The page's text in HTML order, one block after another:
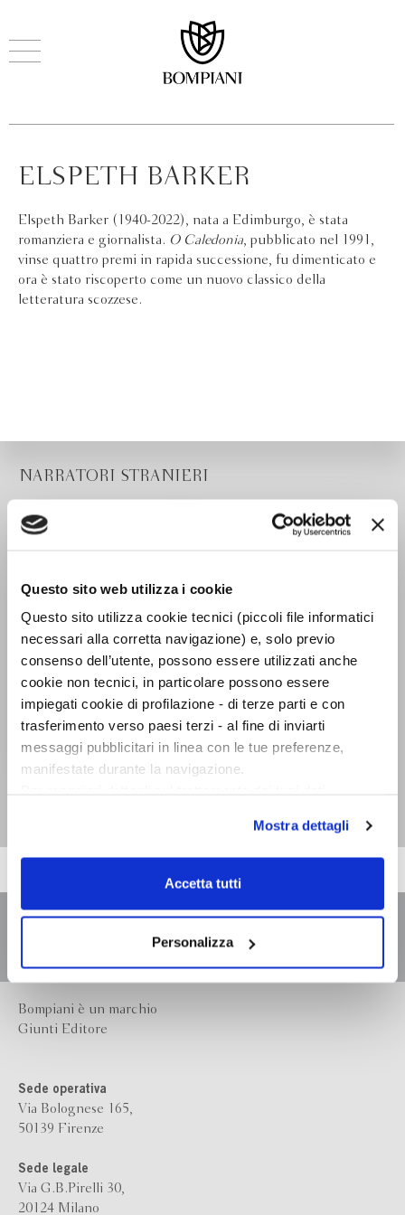
Questo sito web utilizza i cookie
Questo sito utilizza cookie tecnici (piccoli file informatici
necessari alla corretta navigazione) e, solo previo
consenso dell’utente, possono essere utilizzati anche
cookie non tecnici, in particolare possono essere
impiegati cookie di profilazione - di terze parti e con
trasferimento verso paesi terzi - al fine di inviarti
messaggi pubblicitari in linea con le tue preferenze,
manifestate durante la navigazione.
scelte privacy sui cookie, ti invitiamo a prendere visione
dell’informativa cookie.
Chiudendo il banner tramite la “X” prosegui la
dei soli cookie tecnici. Selezionando “Accetta tutti” presti
il tuo consenso alla profilazione che potrai revocare in
ogni momentoRevoca
Mostra dettagli
Accetta tutti
Personalizza
ELSPETH BARKER
Elspeth Barker (1940-2022), nata a Edimburgo, è stata
romanziera e giornalista. O Caledonia, pubblicato nel 1991,
vinse quattro premi in rapida successione, fu dimenticato e
ora è stato riscoperto come un nuovo classico della
letteratura scozzese.
NARRATORI STRANIERI
O Caledonia
Bompiani è un marchio
Giunti Editore
Sede operativa
Via Bolognese 165,
50139 Firenze
Sede legale
Via G.B.Pirelli 30,
20124 Milano